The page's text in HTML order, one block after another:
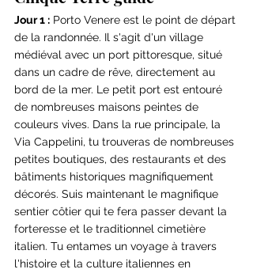
Jour 1 : Porto Venere est le point de départ
de la randonnée. Il s'agit d'un village
médiéval avec un port pittoresque, situé
dans un cadre de rêve, directement au
bord de la mer. Le petit port est entouré
de nombreuses maisons peintes de
couleurs vives. Dans la rue principale, la
Via Cappelini, tu trouveras de nombreuses
petites boutiques, des restaurants et des
bâtiments historiques magnifiquement
décorés. Suis maintenant le magnifique
sentier côtier qui te fera passer devant la
forteresse et le traditionnel cimetière
italien. Tu entames un voyage à travers
l'histoire et la culture italiennes en